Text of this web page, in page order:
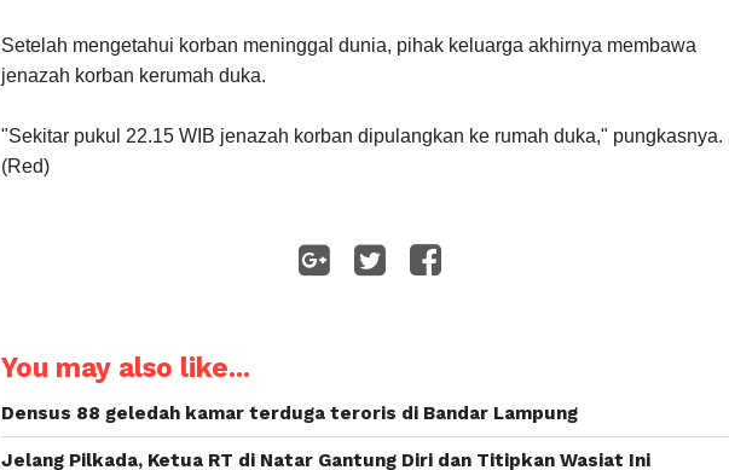
Setelah mengetahui korban meninggal dunia, pihak keluarga akhirnya membawa
jenazah korban kerumah duka.
"Sekitar pukul 22.15 WIB jenazah korban dipulangkan ke rumah duka," pungkasnya.
(Red)
You may also like...
Densus 88 geledah kamar terduga teroris di Bandar Lampung
Jelang Pilkada, Ketua RT di Natar Gantung Diri dan Titipkan Wasiat Ini